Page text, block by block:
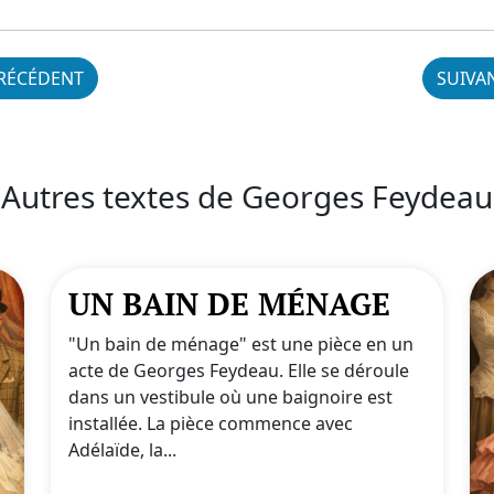
Autres textes de Georges Feydeau
UN BAIN DE MÉNAGE
"Un bain de ménage" est une pièce en un
acte de Georges Feydeau. Elle se déroule
dans un vestibule où une baignoire est
installée. La pièce commence avec
Adélaïde, la...